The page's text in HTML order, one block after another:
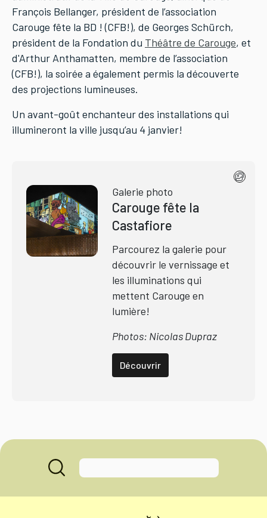
François Bellanger, président de l’association
Carouge fête la BD ! (CFB!), de Georges Schürch,
président de la Fondation du Théâtre de Carouge, et
d'Arthur Anthamatten, membre de l’association
(CFB!), la soirée a également permis la découverte
des projections lumineuses.
Un avant-goût enchanteur des installations qui
illumineront la ville jusqu’au 4 janvier!
Galerie photo
Carouge fête la
Castafiore
Parcourez la galerie pour
découvrir le vernissage et
les illuminations qui
mettent Carouge en
lumière!
Photos: Nicolas Dupraz
Découvrir